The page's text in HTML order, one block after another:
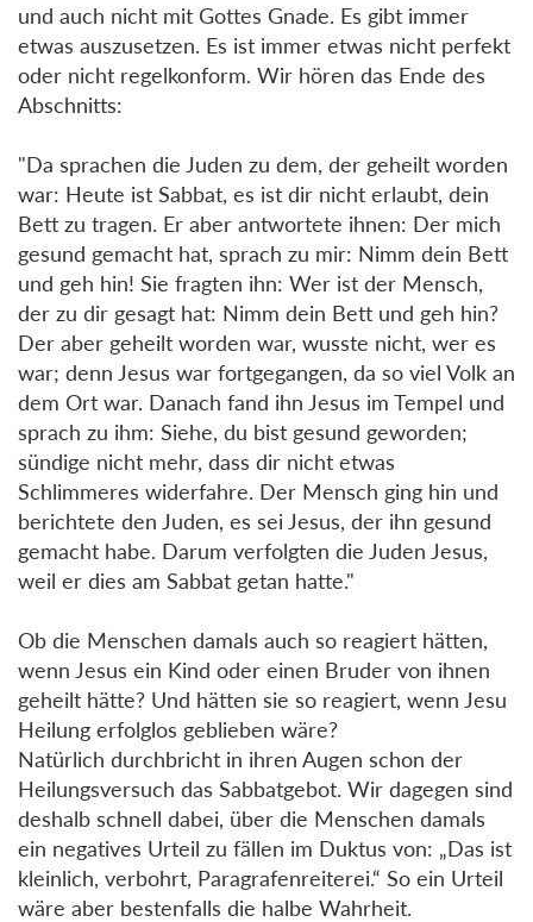
und auch nicht mit Gottes Gnade. Es gibt immer
etwas auszusetzen. Es ist immer etwas nicht perfekt
oder nicht regelkonform. Wir hören das Ende des
Abschnitts:
"Da sprachen die Juden zu dem, der geheilt worden
war: Heute ist Sabbat, es ist dir nicht erlaubt, dein
Bett zu tragen. Er aber antwortete ihnen: Der mich
gesund gemacht hat, sprach zu mir: Nimm dein Bett
und geh hin! Sie fragten ihn: Wer ist der Mensch,
der zu dir gesagt hat: Nimm dein Bett und geh hin?
Der aber geheilt worden war, wusste nicht, wer es
war; denn Jesus war fortgegangen, da so viel Volk an
dem Ort war. Danach fand ihn Jesus im Tempel und
sprach zu ihm: Siehe, du bist gesund geworden;
sündige nicht mehr, dass dir nicht etwas
Schlimmeres widerfahre. Der Mensch ging hin und
berichtete den Juden, es sei Jesus, der ihn gesund
gemacht habe. Darum verfolgten die Juden Jesus,
weil er dies am Sabbat getan hatte."
Ob die Menschen damals auch so reagiert hätten,
wenn Jesus ein Kind oder einen Bruder von ihnen
geheilt hätte? Und hätten sie so reagiert, wenn Jesu
Heilung erfolglos geblieben wäre?
Natürlich durchbricht in ihren Augen schon der
Heilungsversuch das Sabbatgebot. Wir dagegen sind
deshalb schnell dabei, über die Menschen damals
ein negatives Urteil zu fällen im Duktus von: „Das ist
kleinlich, verbohrt, Paragrafenreiterei.“ So ein Urteil
wäre aber bestenfalls die halbe Wahrheit.